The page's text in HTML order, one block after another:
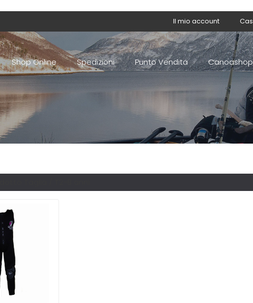
Il mio account
Shop Online Spedizioni Punto Vendita